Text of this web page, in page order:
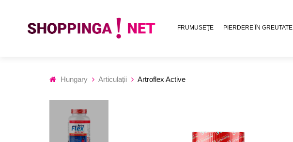
FRUMUSEŢE PIERDERE ÎN GREUTATE
Hungary Articulații Artroflex Active